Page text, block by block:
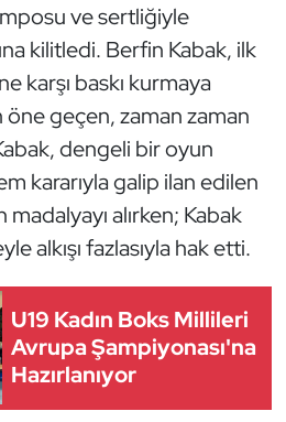
ve sertliğiyle
kilitledi. Berfin Kabak, ilk
karşı baskı kurmaya
öne geçen, zaman zaman
dengeli bir oyun
kararıyla galip ilan edilen
alırken; Kabak
alkışı fazlasıyla hak etti.
U19 Kadın Boks Millileri
Avrupa Şampiyonası'na
Hazırlanıyor